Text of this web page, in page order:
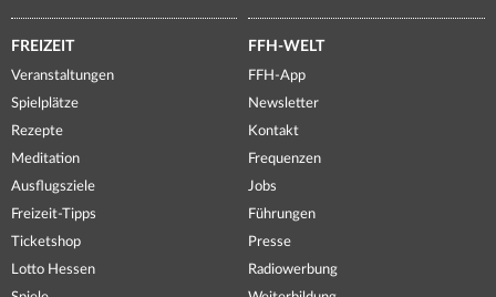
FREIZEIT
Veranstaltungen
Spielplätze
Rezepte
Meditation
Ausflugsziele
Freizeit-Tipps
Ticketshop
Lotto Hessen
FFH-WELT
FFH-App
Newsletter
Kontakt
Frequenzen
Jobs
Führungen
Presse
Radiowerbung